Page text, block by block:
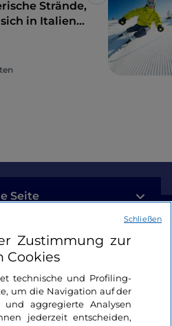
Strände,
in Italien
Seite
Zustimmung zur
Cookies
technische und Profiling-
um die Navigation auf der
und aggregierte Analysen
jederzeit entscheiden,
Schließen